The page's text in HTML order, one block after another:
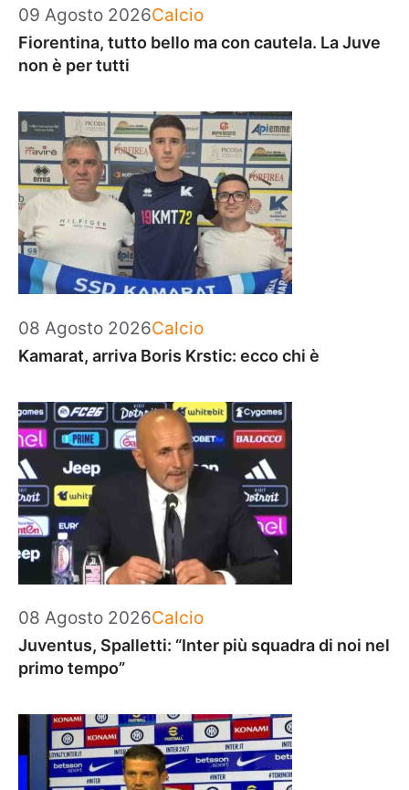
09 Agosto 2026Categorie
Calcio
Fiorentina, tutto bello ma con cautela. La Juve
non è per tutti
08 Agosto 2026Categorie
Calcio
Kamarat, arriva Boris Krstic: ecco chi è
08 Agosto 2026Categorie
Calcio
Juventus, Spalletti: “Inter più squadra di noi nel
primo tempo”